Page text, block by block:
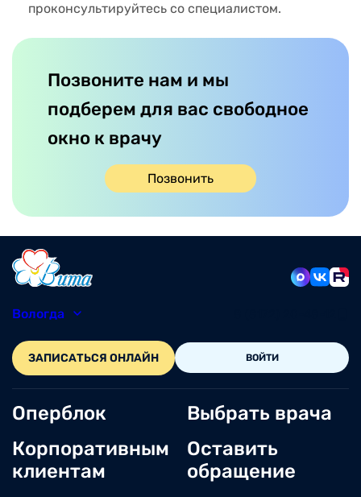
проконсультируйтесь со специалистом.
Позвоните нам и мы
подберем для вас свободное
окно к врачу
Позвонить
Вологда
ЗАПИСАТЬСЯ ОНЛАЙН ВОЙТИ
Оперблок
Корпоративным
клиентам
Выбрать врача
Оставить
обращение